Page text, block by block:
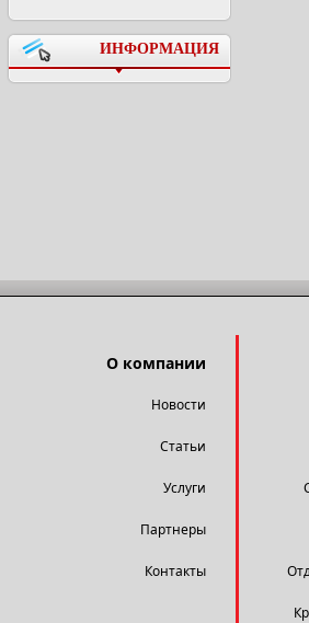
ИНФОРМАЦИЯ
О компании
Новости
Статьи
Услуги
Партнеры
Контакты